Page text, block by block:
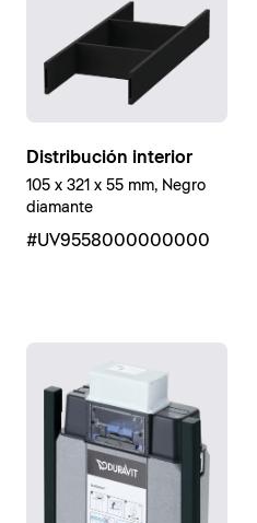
Distribución interior
105 x 321 x 55 mm, Negro
diamante
#UV9558000000000